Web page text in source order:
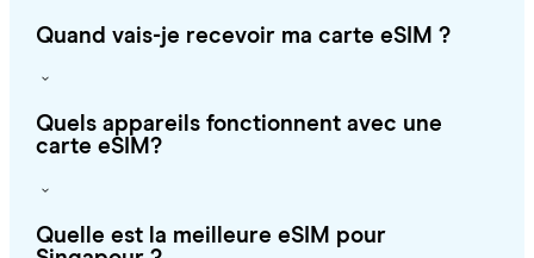
Quand vais-je recevoir ma carte eSIM ?
Quels appareils fonctionnent avec une
carte eSIM?
Quelle est la meilleure eSIM pour